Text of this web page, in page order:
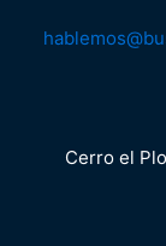
Cerro el